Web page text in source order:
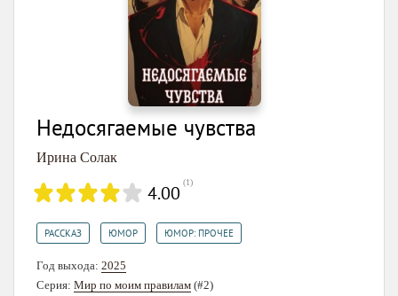
Недосягаемые чувства
Ирина Солак
4.00 (1)
РАССКАЗ ЮМОР ЮМОР: ПРОЧЕЕ
Год выхода: 2025
Серия: Мир по моим правилам (#2)